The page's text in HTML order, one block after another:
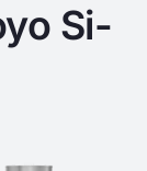
Si-